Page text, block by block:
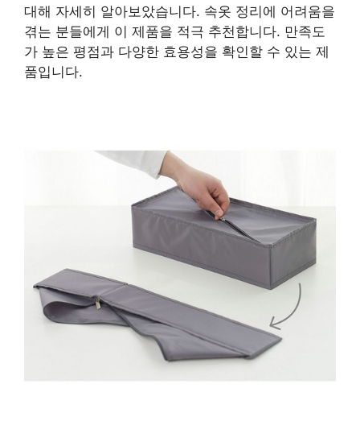
대해 자세히 알아보았습니다. 속옷 정리에 어려움을
겪는 분들에게 이 제품을 적극 추천합니다. 만족도
가 높은 평점과 다양한 효용성을 확인할 수 있는 제
품입니다.